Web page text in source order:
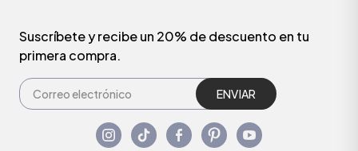
Suscríbete y recibe un 20% de descuento en tu
primera compra.
ENVIAR